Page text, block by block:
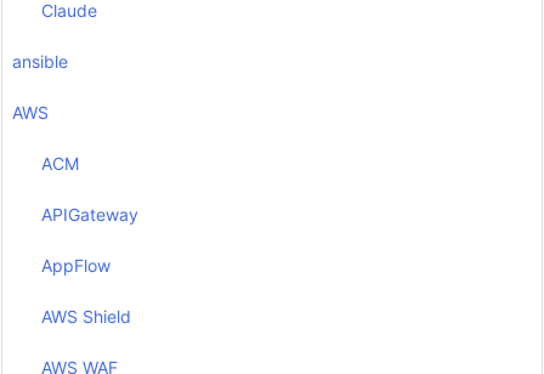
Claude
ansible
AWS
ACM
APIGateway
AppFlow
AWS Shield
AWS WAF